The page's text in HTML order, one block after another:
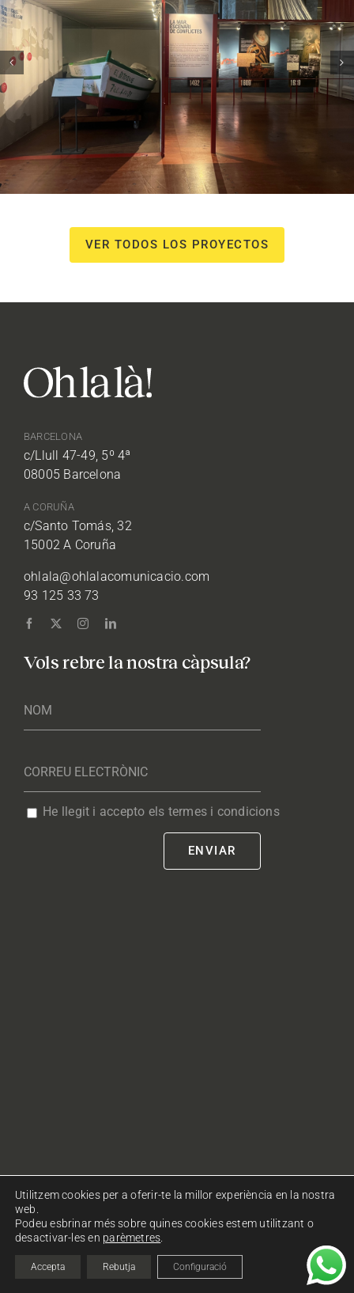
Museu Marítim – 7 vaixells, 7
històries
Campanyes culturals
Estratègia de comunicació
i PR
VER TODOS LOS PROYECTOS
BARCELONA
c/Llull 47-49, 5º 4ª
08005 Barcelona
A CORUÑA
c/Santo Tomás, 32
15002 A Coruña
ohlala@ohlalacomunicacio.com
93 125 33 73
Vols rebre la nostra càpsula?
He llegit i accepto els termes i condicions
reservats.
Política de privacitat|Política de cookies
Utilitzem cookies per a oferir-te la millor experiència en la nostra
web.
Podeu esbrinar més sobre quines cookies estem utilitzant o
desactivar-les en parèmetres
Accepta Rebutja Configuració